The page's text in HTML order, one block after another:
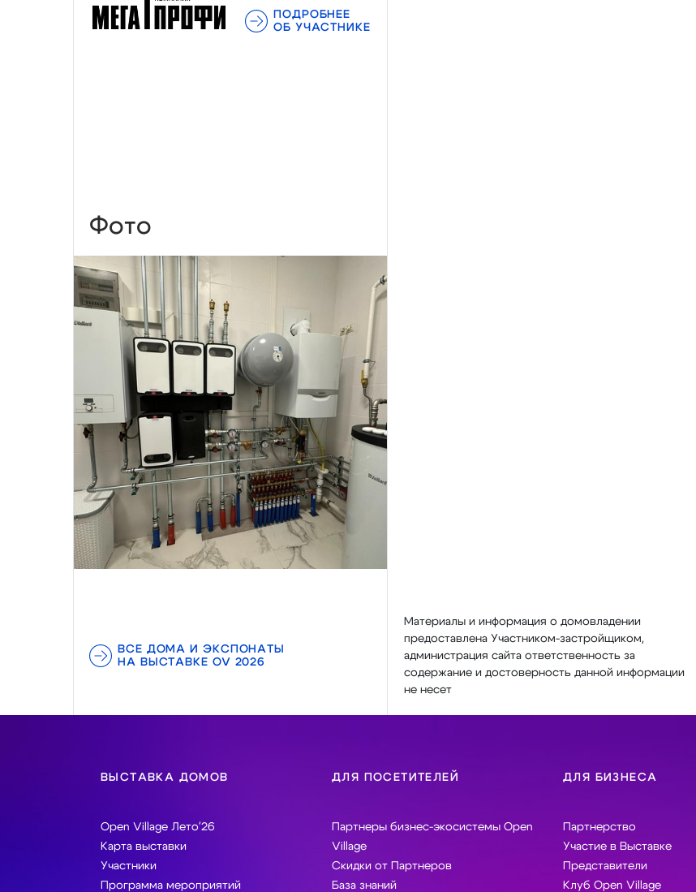
ПОДРОБНЕЕ
ОБ УЧАСТНИКЕ
Фото
ВСЕ ДОМА И ЭКСПОНАТЫ
НА ВЫСТАВКЕ OV 2026
Материалы и информация о домовладении
предоставлена Участником-застройщиком,
администрация сайта ответственность за
содержание и достоверность данной информации
не несет
ВЫСТАВКА ДОМОВ
Open Village Лето'26
Карта выставки
Участники
Программа мероприятий
ДЛЯ ПОСЕТИТЕЛЕЙ
Партнеры бизнес-экосистемы Open
Village
Скидки от Партнеров
База знаний
ДЛЯ БИЗНЕСА
Партнерство
Участие в Выставке
Представители
Клуб Open Village